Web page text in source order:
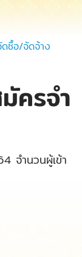
ซื้อ/จัดจ้าง
ครจำ
จำนวนผู้เข้า